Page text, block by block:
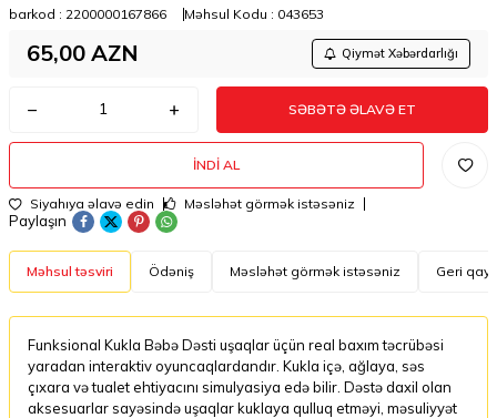
barkod : 2200000167866 Məhsul Kodu : 043653
65,00 AZN Qiymət Xəbərdarlığı
SƏBƏTƏ ƏLAVƏ ET
İNDI AL
Siyahıya əlavə edin Məsləhət görmək istəsəniz
Paylaşın
Məhsul təsviri Ödəniş Məsləhət görmək istəsəniz Geri
Funksional Kukla Bəbə Dəsti uşaqlar üçün real baxım təcrübəsi
yaradan interaktiv oyuncaqlardandır. Kukla içə, ağlaya, səs
çıxara və tualet ehtiyacını simulyasiya edə bilir. Dəstə daxil olan
aksesuarlar sayəsində uşaqlar kuklaya qulluq etməyi, məsuliyyət